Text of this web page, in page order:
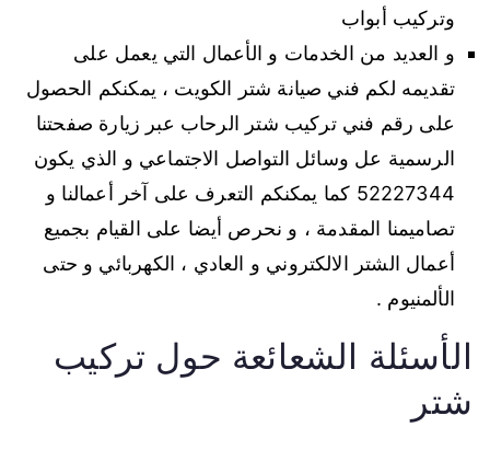
وتركيب أبواب
و العديد من الخدمات و الأعمال التي يعمل على
تقديمه لكم فني صيانة شتر الكويت ، يمكنكم الحصول
على رقم فني تركيب شتر الرحاب عبر زيارة صفحتنا
الرسمية عل وسائل التواصل الاجتماعي و الذي يكون
52227344 كما يمكنكم التعرف على آخر أعمالنا و
تصاميمنا المقدمة ، و نحرص أيضا على القيام بجميع
أعمال الشتر الالكتروني و العادي ، الكهربائي و حتى
الألمنيوم .
الأسئلة الشعائعة حول تركيب
شتر